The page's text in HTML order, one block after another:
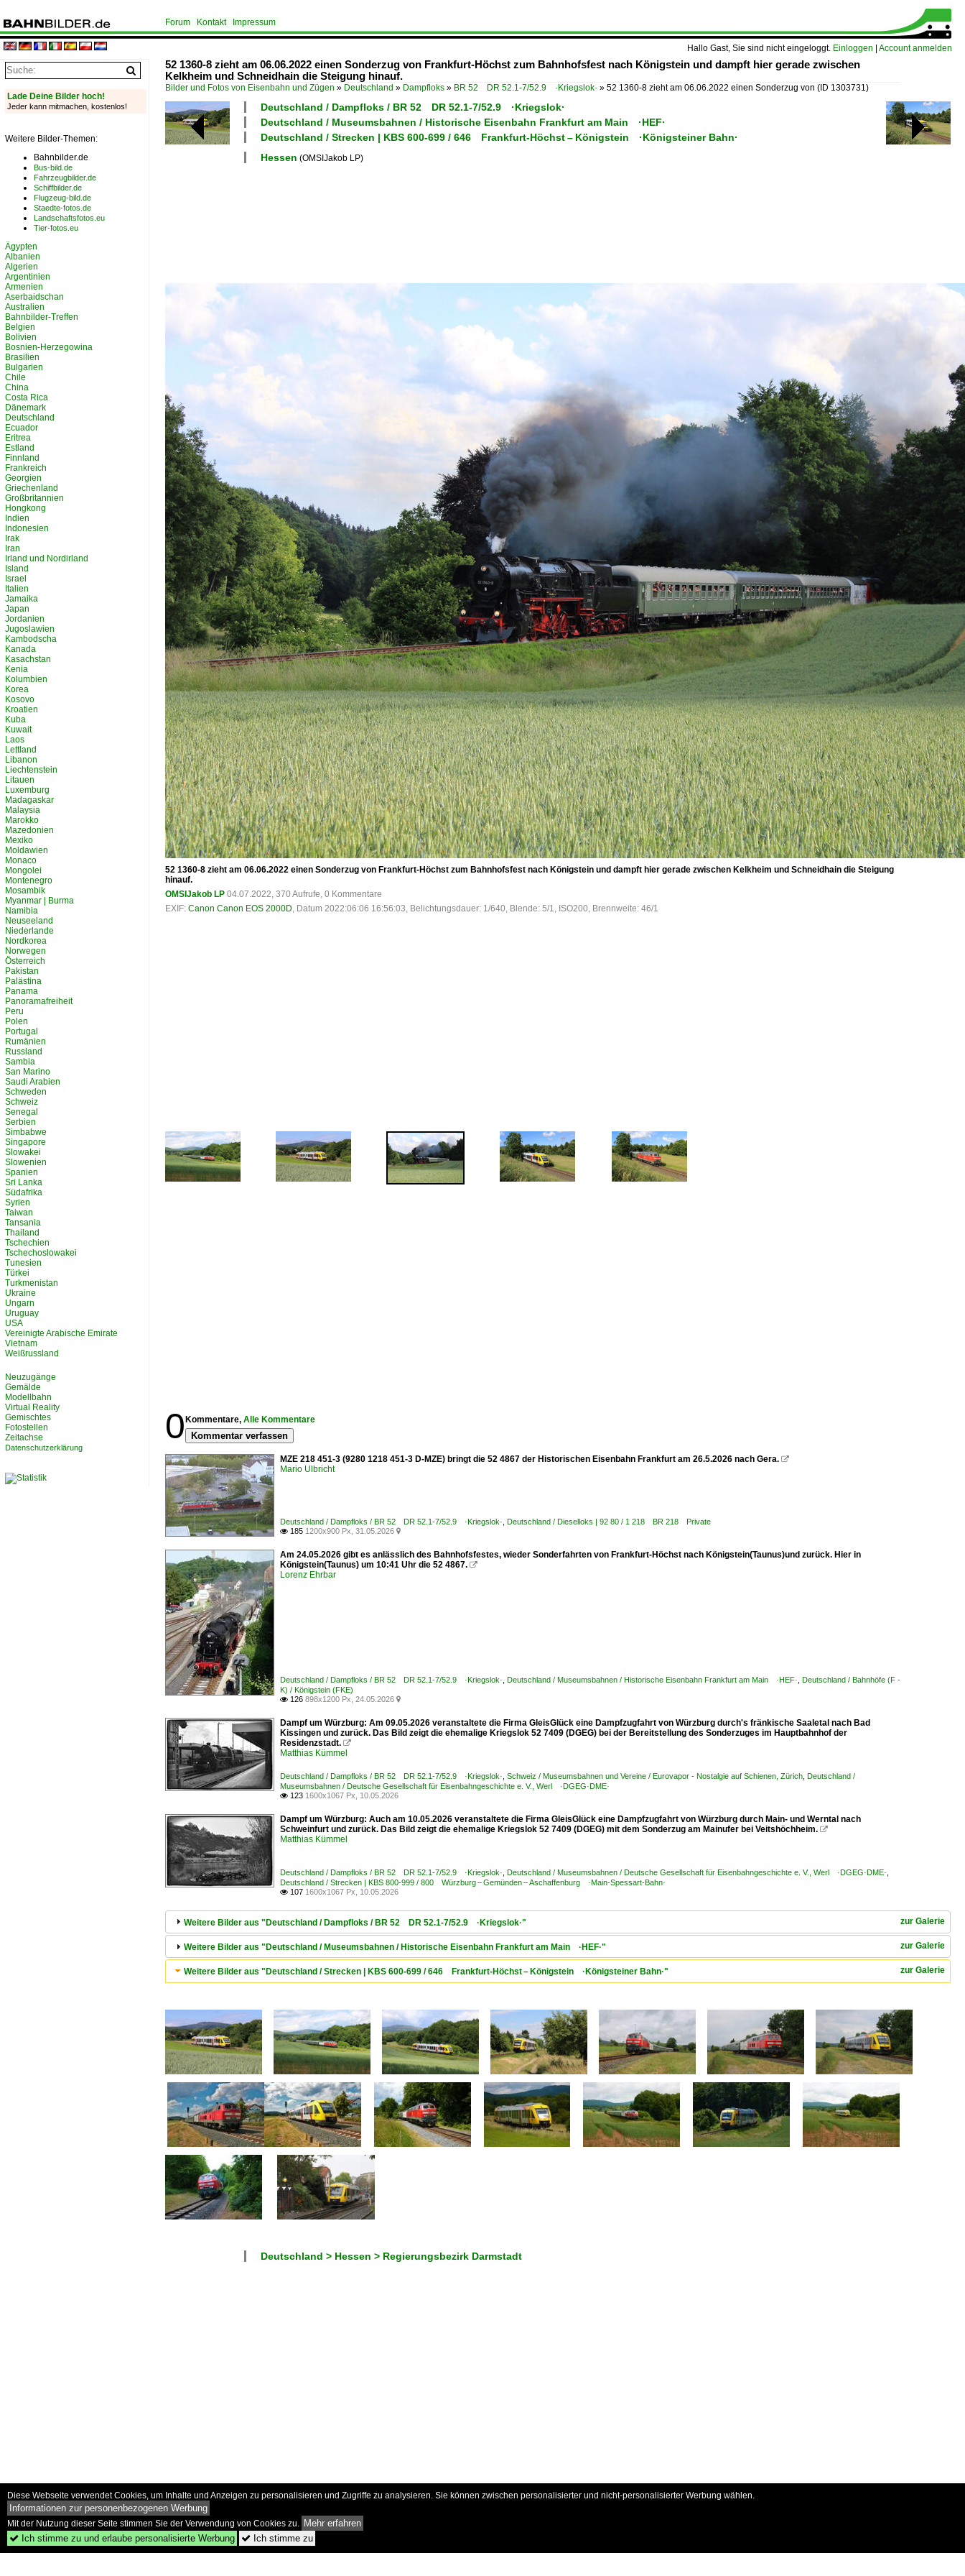
Hallo Gast, Sie sind nicht eingeloggt. Einloggen Account anmelden
Forum Kontakt Impressum
52 1360-8 zieht am 06.06.2022 einen Sonderzug von Frankfurt-Höchst zum Bahnhofsfest nach Königstein und dampft hier gerade zwischen
Kelkheim und Schneidhain die Steigung hinauf.
Bilder und Fotos von Eisenbahn und Zügen » Deutschland » Dampfloks » BR 52 DR 52.1-7/52.9 ·Kriegslok· » 52 1360-8 zieht am 06.06.2022 einen Sonderzug von (ID 1303731)
Deutschland / Dampfloks / BR 52 DR 52.1-7/52.9 ·Kriegslok·
Deutschland / Museumsbahnen / Historische Eisenbahn Frankfurt am Main ·HEF·
Deutschland / Strecken | KBS 600-699 / 646 Frankfurt-Höchst – Königstein ·Königsteiner Bahn·
Hessen (OMSIJakob LP)
52 1360-8 zieht am 06.06.2022 einen Sonderzug von Frankfurt-Höchst zum Bahnhofsfest nach Königstein und dampft hier gerade zwischen Kelkheim und Schneidhain die Steigung
hinauf.
OMSIJakob LP 04.07.2022, 370 Aufrufe, 0 Kommentare
EXIF: Canon Canon EOS 2000D, Datum 2022:06:06 16:56:03, Belichtungsdauer: 1/640, Blende: 5/1, ISO200, Brennweite: 46/1
0 Kommentare, Alle Kommentare
Kommentar verfassen
MZE 218 451-3 (9280 1218 451-3 D-MZE) bringt die 52 4867 der Historischen Eisenbahn Frankfurt am 26.5.2026 nach Gera. 
Mario Ulbricht
Deutschland / Dampfloks / BR 52 DR 52.1-7/52.9 ·Kriegslok· Deutschland / Dieselloks | 92 80 / 1 218 BR 218 Private
 185 1200x900 Px, 31.05.2026 
Am 24.05.2026 gibt es anlässlich des Bahnhofsfestes, wieder Sonderfahrten von Frankfurt-Höchst nach Königstein(Taunus)und zurück. Hier in
Königstein(Taunus) um 10:41 Uhr die 52 4867. 
Lorenz Ehrbar
Deutschland / Dampfloks / BR 52 DR 52.1-7/52.9 ·Kriegslok· Deutschland / Museumsbahnen / Historische Eisenbahn Frankfurt am Main ·HEF· Deutschland / Bahnhöfe (F -
K) / Königstein (FKE)
 126 898x1200 Px, 24.05.2026 
Dampf um Würzburg: Am 09.05.2026 veranstaltete die Firma GleisGlück eine Dampfzugfahrt von Würzburg durch's fränkische Saaletal nach Bad
Kissingen und zurück. Das Bild zeigt die ehemalige Kriegslok 52 7409 (DGEG) bei der Bereitstellung des Sonderzuges im Hauptbahnhof der
Residenzstadt. 
Matthias Kümmel
Deutschland / Dampfloks / BR 52 DR 52.1-7/52.9 ·Kriegslok· Schweiz / Museumsbahnen und Vereine / Eurovapor - Nostalgie auf Schienen, Zürich Deutschland /
Museumsbahnen / Deutsche Gesellschaft für Eisenbahngeschichte e. V., Werl ·DGEG·DME·
 123 1600x1067 Px, 10.05.2026
Dampf um Würzburg: Auch am 10.05.2026 veranstaltete die Firma GleisGlück eine Dampfzugfahrt von Würzburg durch Main- und Werntal nach
Schweinfurt und zurück. Das Bild zeigt die ehemalige Kriegslok 52 7409 (DGEG) mit dem Sonderzug am Mainufer bei Veitshöchheim. 
Matthias Kümmel
Deutschland / Dampfloks / BR 52 DR 52.1-7/52.9 ·Kriegslok· Deutschland / Museumsbahnen / Deutsche Gesellschaft für Eisenbahngeschichte e. V., Werl ·DGEG·DME·
Deutschland / Strecken | KBS 800-999 / 800 Würzburg – Gemünden – Aschaffenburg ·Main-Spessart-Bahn·
 107 1600x1067 Px, 10.05.2026
zur Galerie
Weitere Bilder aus "Deutschland / Dampfloks / BR 52 DR 52.1-7/52.9 ·Kriegslok·"
zur Galerie
Weitere Bilder aus "Deutschland / Museumsbahnen / Historische Eisenbahn Frankfurt am Main ·HEF·"
zur Galerie
Weitere Bilder aus "Deutschland / Strecken | KBS 600-699 / 646 Frankfurt-Höchst – Königstein ·Königsteiner Bahn·"
Deutschland > Hessen > Regierungsbezirk Darmstadt
Lade Deine Bilder hoch!
Jeder kann mitmachen, kostenlos!
Weitere Bilder-Themen:
Bahnbilder.de
Bus-bild.de
Fahrzeugbilder.de
Schiffbilder.de
Flugzeug-bild.de
Staedte-fotos.de
Landschaftsfotos.eu
Tier-fotos.eu
Ägypten
Albanien
Algerien
Argentinien
Armenien
Aserbaidschan
Australien
Bahnbilder-Treffen
Belgien
Bolivien
Bosnien-Herzegowina
Brasilien
Bulgarien
Chile
China
Costa Rica
Dänemark
Deutschland
Ecuador
Eritrea
Estland
Finnland
Frankreich
Georgien
Griechenland
Großbritannien
Hongkong
Indien
Indonesien
Irak
Iran
Irland und Nordirland
Island
Israel
Italien
Jamaika
Japan
Jordanien
Jugoslawien
Kambodscha
Kanada
Kasachstan
Kenia
Kolumbien
Korea
Kosovo
Kroatien
Kuba
Kuwait
Laos
Lettland
Libanon
Liechtenstein
Litauen
Luxemburg
Madagaskar
Malaysia
Marokko
Mazedonien
Mexiko
Moldawien
Monaco
Mongolei
Montenegro
Mosambik
Myanmar | Burma
Namibia
Neuseeland
Niederlande
Nordkorea
Norwegen
Österreich
Pakistan
Palästina
Panama
Panoramafreiheit
Peru
Polen
Portugal
Rumänien
Russland
Sambia
San Marino
Saudi Arabien
Schweden
Schweiz
Senegal
Serbien
Simbabwe
Singapore
Slowakei
Slowenien
Spanien
Sri Lanka
Südafrika
Syrien
Taiwan
Tansania
Thailand
Tschechien
Tschechoslowakei
Tunesien
Türkei
Turkmenistan
Ukraine
Ungarn
Uruguay
USA
Vereinigte Arabische Emirate
Vietnam
Weißrussland
Neuzugänge
Gemälde
Modellbahn
Virtual Reality
Gemischtes
Fotostellen
Zeitachse
Datenschutzerklärung
Diese Webseite verwendet Cookies, um Inhalte und Anzeigen zu personalisieren und Zugriffe zu analysieren. Sie können zwischen personalisierter und nicht-personalisierter Werbung wählen.
Informationen zur personenbezogenen Werbung
Mit der Nutzung dieser Seite stimmen Sie der Verwendung von Cookies zu. Mehr erfahren
 Ich stimme zu und erlaube personalisierte Werbung  Ich stimme zu